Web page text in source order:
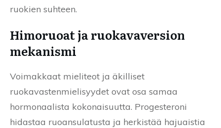
ruokien suhteen.
Himoruoat ja ruokavaversion
mekanismi
Voimakkaat mieliteot ja äkilliset
ruokavastenmielisyydet ovat osa samaa
hormonaalista kokonaisuutta. Progesteroni
hidastaa ruoansulatusta ja herkistää hajuaistia